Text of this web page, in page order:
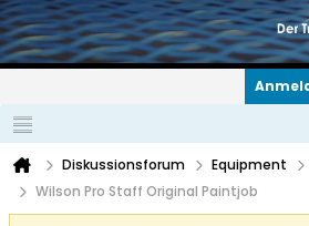
Diskussionsforum Equipment
Wilson Pro Staff Original Paintjob